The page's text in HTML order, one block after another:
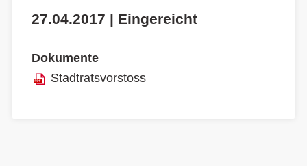
27.04.2017 | Eingereicht
Dokumente
Stadtratsvorstoss